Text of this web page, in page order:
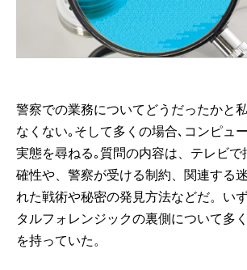
警察での業務についてどうだったかと
なくない｡そして多くの場合､コンピュ
実態を尋ねる｡質問の内容は、テレビで
確性や、警察が受ける制約、関連する
れた戦術や秘密の発見方法などだ。い
タルフォレンジックの裏側について多
を持っていた。